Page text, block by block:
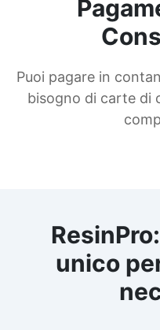
Puoi pagare in
bisogno di carte di
unico